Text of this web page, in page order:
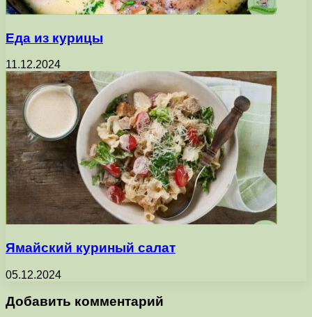
Еда из курицы
11.12.2024
Ямайский куриный салат
05.12.2024
Добавить комментарий